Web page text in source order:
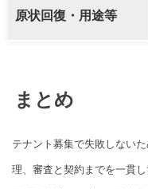
原状回復・用途等
まとめ
テナント募集で失敗しない
理、審査と契約までを一貫し